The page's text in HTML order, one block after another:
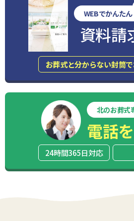
WEBでかんたん
資料請
お葬式と分からない封筒
北のお葬式
電話
24時間365日対応